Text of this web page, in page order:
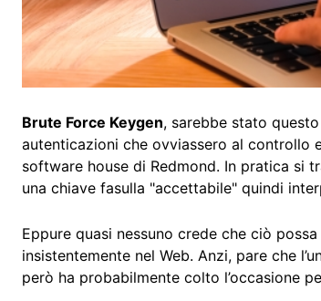
Brute Force Keygen, sarebbe stato
autenticazioni che ovviassero al controllo
software house di Redmond. In pratica si
una chiave fasulla "accettabile" quindi
Eppure quasi nessuno crede che ciò
insistentemente nel Web. Anzi, pare che
però ha probabilmente colto l’occasione